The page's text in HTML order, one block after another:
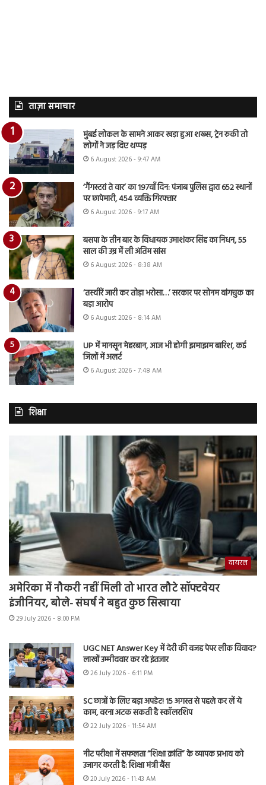
ताज़ा समाचार
मुंबई लोकल के सामने आकर खड़ा हुआ शख्स, ट्रेन रुकी तो
लोगों ने जड़ दिए थप्पड़
6 August 2026 - 9:47 AM
‘गैंगस्टरां ते वार’ का 197वाँ दिन: पंजाब पुलिस द्वारा 652 स्थानों
पर छापेमारी, 454 व्यक्ति गिरफ्तार
6 August 2026 - 9:17 AM
बसपा के तीन बार के विधायक उमाशंकर सिंह का निधन, 55
साल की उम्र में ली अंतिम सांस
6 August 2026 - 8:38 AM
‘तस्वीरें जारी कर तोड़ा भरोसा…’ सरकार पर सोनम वांगचुक का
बड़ा आरोप
6 August 2026 - 8:14 AM
UP में मानसून मेहरबान, आज भी होगी झमाझम बारिश, कई
जिलों में अलर्ट
6 August 2026 - 7:48 AM
शिक्षा
वायरल
अमेरिका में नौकरी नहीं मिली तो भारत लौटे सॉफ्टवेयर
इंजीनियर, बोले- संघर्ष ने बहुत कुछ सिखाया
29 July 2026 - 8:00 PM
UGC NET Answer Key में देरी की वजह पेपर लीक विवाद?
लाखों उम्मीदवार कर रहे इंतजार
26 July 2026 - 6:11 PM
SC छात्रों के लिए बड़ा अपडेट! 15 अगस्त से पहले कर लें ये
काम, वरना अटक सकती है स्कॉलरशिप
22 July 2026 - 11:54 AM
नीट परीक्षा में सफलता “शिक्षा क्रांति” के व्यापक प्रभाव को
उजागर करती है: शिक्षा मंत्री बैंस
20 July 2026 - 11:43 AM